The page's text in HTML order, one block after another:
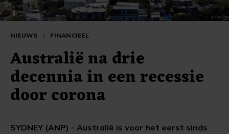
NIEUWS / FINANCIEEL
Australië na drie
decennia in een recessie
door corona
SYDNEY (ANP) - Australië is voor het eerst sinds